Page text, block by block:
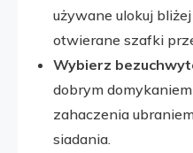
używane ulokuj
otwierane szafki
Wybierz
dobrym
zahaczenia
siadania.